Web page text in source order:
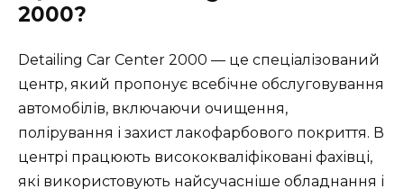
2000?
Detailing Car Center 2000 — це спеціалізований
центр, який пропонує всебічне обслуговування
автомобілів, включаючи очищення,
полірування і захист лакофарбового покриття. В
центрі працюють висококваліфіковані фахівці,
які використовують найсучасніше обладнання і